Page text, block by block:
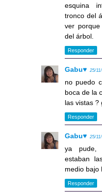
esquina
tronco del
ver
del árbol.
Responder
Gabu♥ 25/
no puedo
boca de la
las vistas ?
Responder
Gabu♥ 25/
ya pude,
estaban
medio bajo
Responder